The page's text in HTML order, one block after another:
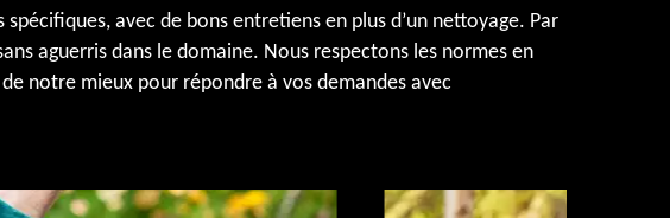
avec de bons entretiens en plus d’un nettoyage. Par
aguerris dans le domaine. Nous respectons les normes en
notre mieux pour répondre à vos demandes avec